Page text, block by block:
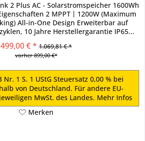
2 Plus AC - Solarstromspeicher 1600Wh
2 MPPT丨1200W (Maximum
All-in-One Design Erweiterbar auf
10 Jahre Herstellergarantie IP65...
499,00 € * 1.069,81 € *
vorher 899,00 €*
Nr. 1 S. 1 UStG Steuersatz 0,00 % bei
von Deutschland. Für andere EU-
MwSt. des Landes. Mehr Infos
Merken